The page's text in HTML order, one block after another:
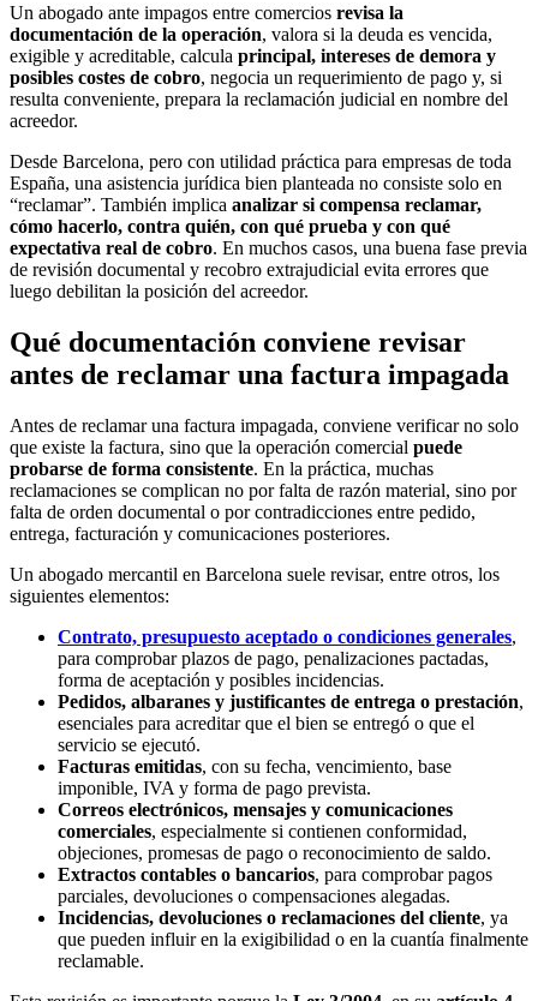
Un abogado ante impagos entre comercios revisa la
documentación de la operación, valora si la deuda es vencida,
exigible y acreditable, calcula principal, intereses de demora y
posibles costes de cobro, negocia un requerimiento de pago y, si
resulta conveniente, prepara la reclamación judicial en nombre del
acreedor.
Desde Barcelona, pero con utilidad práctica para empresas de toda
España, una asistencia jurídica bien planteada no consiste solo en
“reclamar”. También implica analizar si compensa reclamar,
cómo hacerlo, contra quién, con qué prueba y con qué
expectativa real de cobro. En muchos casos, una buena fase previa
de revisión documental y recobro extrajudicial evita errores que
luego debilitan la posición del acreedor.
Qué documentación conviene revisar
antes de reclamar una factura impagada
Antes de reclamar una factura impagada, conviene verificar no solo
que existe la factura, sino que la operación comercial puede
probarse de forma consistente. En la práctica, muchas
reclamaciones se complican no por falta de razón material, sino por
falta de orden documental o por contradicciones entre pedido,
entrega, facturación y comunicaciones posteriores.
Un abogado mercantil en Barcelona suele revisar, entre otros, los
siguientes elementos:
Contrato, presupuesto aceptado o condiciones generales,
para comprobar plazos de pago, penalizaciones pactadas,
forma de aceptación y posibles incidencias.
Pedidos, albaranes y justificantes de entrega o prestación,
esenciales para acreditar que el bien se entregó o que el
servicio se ejecutó.
Facturas emitidas, con su fecha, vencimiento, base
imponible, IVA y forma de pago prevista.
Correos electrónicos, mensajes y comunicaciones
comerciales, especialmente si contienen conformidad,
objeciones, promesas de pago o reconocimiento de saldo.
Extractos contables o bancarios, para comprobar pagos
parciales, devoluciones o compensaciones alegadas.
Incidencias, devoluciones o reclamaciones del cliente, ya
que pueden influir en la exigibilidad o en la cuantía finalmente
reclamable.